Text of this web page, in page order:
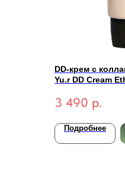
DD-крем с
Yu.r DD Cream
3 490 р.
Подробнее